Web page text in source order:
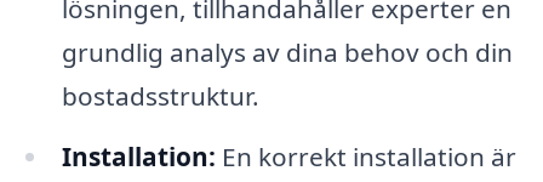
lösningen, tillhandahåller experter en
grundlig analys av dina behov och din
bostadsstruktur.
Installation: En korrekt installation är